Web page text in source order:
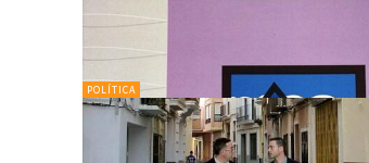
POLÍTICA